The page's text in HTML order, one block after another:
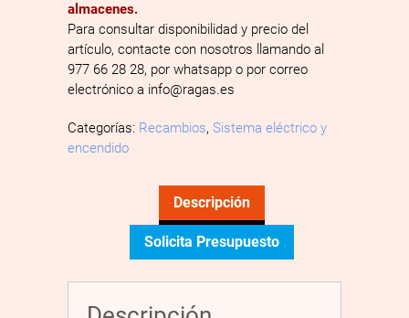
almacenes.
Para consultar disponibilidad y precio del
artículo, contacte con nosotros llamando al
977 66 28 28, por whatsapp o por correo
electrónico a info@ragas.es
Categorías: Recambios, Sistema eléctrico y
encendido
Descripción
Solicita Presupuesto